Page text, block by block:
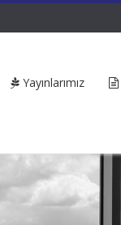
Yayınlarımız